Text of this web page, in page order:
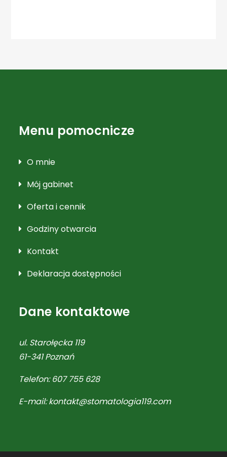
Menu pomocnicze
O mnie
Mój gabinet
Oferta i cennik
Godziny otwarcia
Kontakt
Deklaracja dostępności
Dane kontaktowe
ul. Starołęcka 119
61-341Poznań
Telefon:607 755 628
E-mail:kontakt@stomatologia119.com